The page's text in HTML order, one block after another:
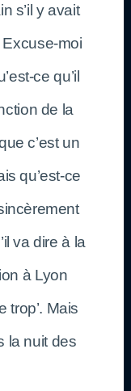
s’il y avait
moi
ce qu’il
de la
c’est un
qu’est-ce
va dire à la
à Lyon
trop’. Mais
la nuit des